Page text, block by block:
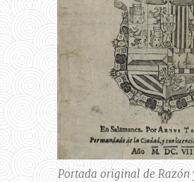
Portada original de Razón